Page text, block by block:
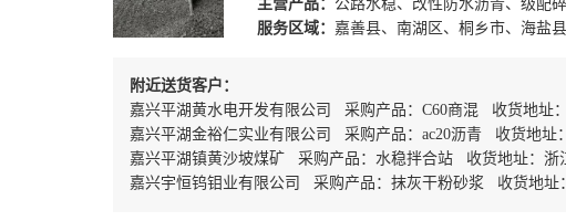
主营产品： 公路水稳、改性防水沥青、级配
服务区域： 嘉善县、南湖区、桐乡市、海盐
附近送货客户：
嘉兴平湖黄水电开发有限公司 采购产品：C60商混 收货地址
嘉兴平湖金裕仁实业有限公司 采购产品：ac20沥青 收货地址
嘉兴平湖镇黄沙坡煤矿 采购产品：水稳拌合站 收货地址：浙
嘉兴宇恒钨钼业有限公司 采购产品：抹灰干粉砂浆 收货地址